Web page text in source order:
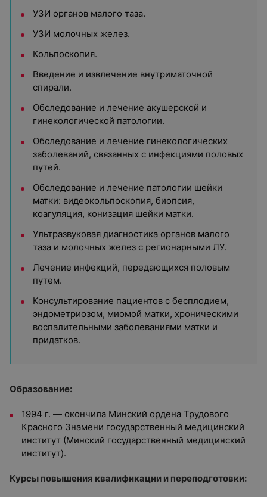
УЗИ органов малого таза.
УЗИ молочных желез.
Кольпоскопия.
Введение и извлечение внутриматочной
спирали.
Обследование и лечение акушерской и
гинекологической патологии.
Обследование и лечение гинекологических
заболеваний, связанных с инфекциями половых
путей.
Обследование и лечение патологии шейки
матки: видеокольпоскопия, биопсия,
коагуляция, конизация шейки матки.
Ультразвуковая диагностика органов малого
таза и молочных желез с регионарными ЛУ.
Лечение инфекций, передающихся половым
путем.
Консультирование пациентов с бесплодием,
эндометриозом, миомой матки, хроническими
воспалительными заболеваниями матки и
придатков.
Образование:
1994 г. — окончила Минский ордена Трудового
Красного Знамени государственный медицинский
институт (Минский государственный медицинский
институт).
Курсы повышения квалификации и переподготовки: